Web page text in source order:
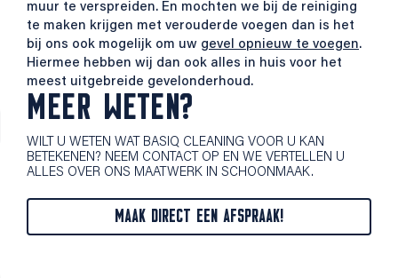
muur te verspreiden. En mochten we bij de reiniging
te maken krijgen met verouderde voegen dan is het
bij ons ook mogelijk om uw gevel opnieuw te voegen.
Hiermee hebben wij dan ook alles in huis voor het
meest uitgebreide gevelonderhoud.
MEER WETEN?
WILT U WETEN WAT BASIQ CLEANING VOOR U KAN
BETEKENEN? NEEM CONTACT OP EN WE VERTELLEN U
ALLES OVER ONS MAATWERK IN SCHOONMAAK.
MAAK DIRECT EEN AFSPRAAK!